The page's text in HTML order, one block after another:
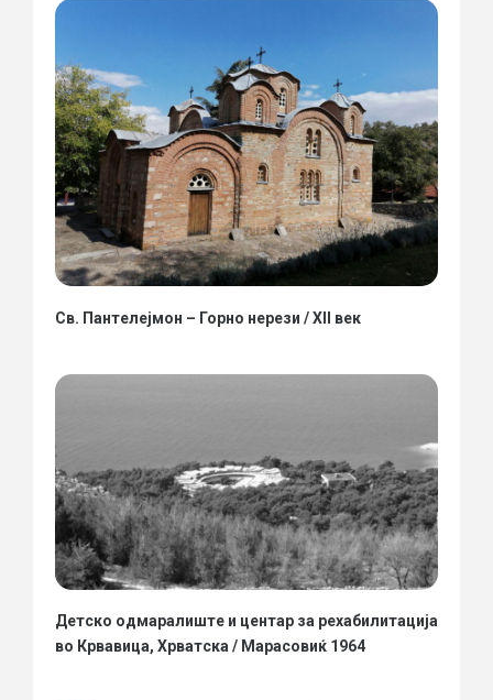
Св. Пантелејмон – Горно нерези / XII век
Детско одмаралиште и центар за рехабилитација
во Крвавица, Хрватска / Марасовиќ 1964